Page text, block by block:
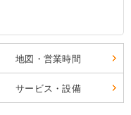
地図・営業時間
サービス・設備